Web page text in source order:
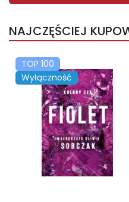
NAJCZĘŚCIEJ
TOP 100
Wyłączność